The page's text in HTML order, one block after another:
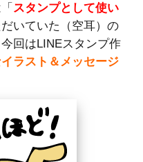
スタンプとして使い
いていた（空耳）の
回はLINEスタンプ作
ラスト＆メッセージ